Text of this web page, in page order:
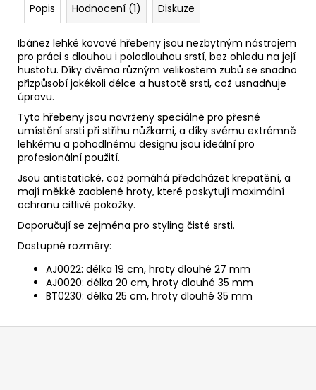
Popis Hodnocení (1) Diskuze
Ibáñez lehké kovové hřebeny jsou nezbytným nástrojem
pro práci s dlouhou i polodlouhou srstí, bez ohledu na její
hustotu. Díky dvěma různým velikostem zubů se snadno
přizpůsobí jakékoli délce a hustotě srsti, což usnadňuje
úpravu.
Tyto hřebeny jsou navrženy speciálně pro přesné
umístění srsti při střihu nůžkami, a díky svému extrémně
lehkému a pohodlnému designu jsou ideální pro
profesionální použití.
Jsou antistatické, což pomáhá předcházet krepatění, a
mají měkké zaoblené hroty, které poskytují maximální
ochranu citlivé pokožky.
Doporučují se zejména pro styling čisté srsti.
Dostupné rozměry:
AJ0022: délka 19 cm, hroty dlouhé 27 mm
AJ0020: délka 20 cm, hroty dlouhé 35 mm
BT0230: délka 25 cm, hroty dlouhé 35 mm
Z